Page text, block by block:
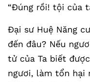
“Đúng rồi! tội của
Đại sư Huệ Năng
đến đâu? Nếu
tử của Ta biết
ngươi, làm tổn hại